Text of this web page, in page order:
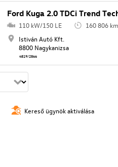
Ford Kuga 2.0 TDCi Trend
110 kW/150 LE 160 806 km
Istiván Autó Kft.
8800 Nagykanizsa
4819/2866
Kereső ügynök aktiválása